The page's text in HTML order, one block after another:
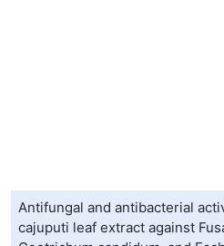
Antifungal and antibacterial
cajuputi leaf extract against